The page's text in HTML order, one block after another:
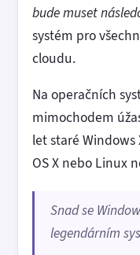
bude muset
systém pro
cloudu.
Na operačních
mimochodem
let staré Windows
OS X nebo Linux
Snad se
legendárním